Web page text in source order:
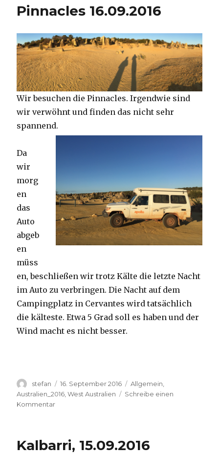
Pinnacles 16.09.2016
Wir besuchen die Pinnacles. Irgendwie sind
wir verwöhnt und finden das nicht sehr
spannend.
Da
wir
morg
en
das
Auto
abgeb
en
müss
en, beschließen wir trotz Kälte die letzte Nacht
im Auto zu verbringen. Die Nacht auf dem
Campingplatz in Cervantes wird tatsächlich
die kälteste. Etwa 5 Grad soll es haben und der
Wind macht es nicht besser.
Autor
stefan
Veröffentlicht
am
16. September 2016 Kategorien
Allgemein
Australien_2016 ,West Australien
Schreibe einen
Kommentarzu
Kalbarri, 15.09.2016